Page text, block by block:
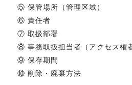
⑤ 保管場所（管理区域）
⑥ 責任者
⑦ 取扱部署
⑧ 事務取扱担当者（アクセス権
⑨ 保存期間
⑩ 削除・廃棄方法